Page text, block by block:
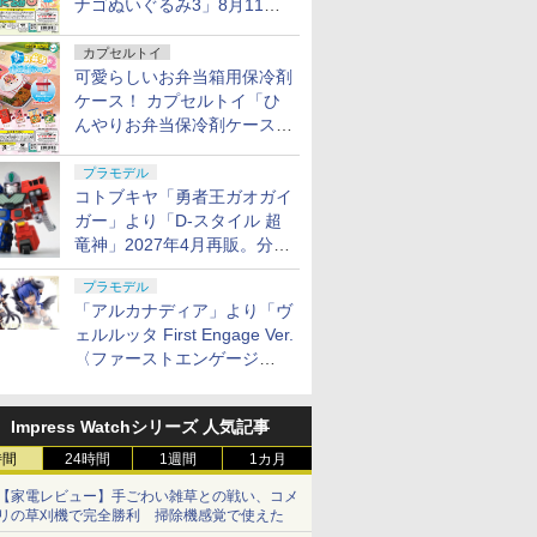
ナゴぬいぐるみ3」8月11日
カプセルトイ
可愛らしいお弁当箱用保冷剤
ケース！ カプセルトイ「ひ
んやりお弁当保冷剤ケース
プラモデル
コトブキヤ「勇者王ガオガイ
ガー」より「D-スタイル 超
竜神」2027年4月再販。分離
変形が可能
プラモデル
「アルカナディア」より「ヴ
ェルルッタ First Engage Ver.
〈ファーストエンゲージ
Impress Watchシリーズ 人気記事
24時間 1週間 1カ月
家電レビュー】手ごわい雑草との戦い、コメ
の草刈機で完全勝利 掃除機感覚で使えた